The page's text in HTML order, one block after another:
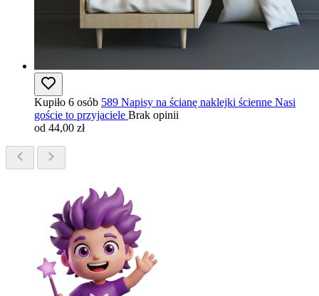
Kupiło 6 osób 589 Napisy na ścianę naklejki ścienne Nasi
goście to przyjaciele Brak opinii
od 44,00 zł